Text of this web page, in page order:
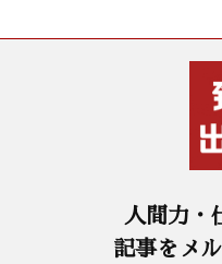
人間力・
記事をメ